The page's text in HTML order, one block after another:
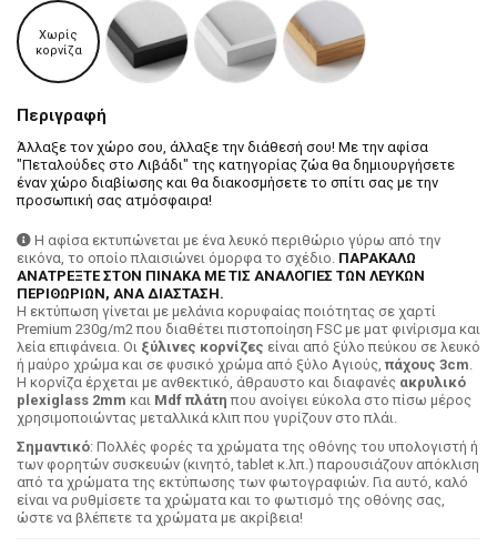
Χωρίς
κορνίζα
Περιγραφή
Άλλαξε τον χώρο σου, άλλαξε την διάθεσή σου! Με την αφίσα
"Πεταλούδες στο Λιβάδι" της κατηγορίας ζώα θα δημιουργήσετε
έναν χώρο διαβίωσης και θα διακοσμήσετε το σπίτι σας με την
προσωπική σας ατμόσφαιρα!
Η αφίσα εκτυπώνεται με ένα λευκό περιθώριο γύρω από την
εικόνα, το οποίο πλαισιώνει όμορφα το σχέδιο. ΠΑΡΑΚΑΛΩ
ΑΝΑΤΡΕΞΤΕ ΣΤΟΝ ΠΙΝΑΚΑ ΜΕ ΤΙΣ ΑΝΑΛΟΓΙΕΣ ΤΩΝ ΛΕΥΚΩΝ
ΠΕΡΙΘΩΡΙΩΝ, ΑΝΑ ΔΙΑΣΤΑΣΗ.
H εκτύπωση γίνεται με μελάνια κορυφαίας ποιότητας σε χαρτί
Premium 230g/m2 που διαθέτει πιστοποίηση FSC με ματ φινίρισμα και
λεία επιφάνεια. Οι ξύλινες κορνίζες είναι από ξύλο πεύκου σε λευκό
ή μαύρο χρώμα και σε φυσικό χρώμα από ξύλο Αγιούς, πάχους 3cm.
Η κορνίζα έρχεται με ανθεκτικό, άθραυστο και διαφανές ακρυλικό
plexiglass 2mm και Mdf πλάτη που ανοίγει εύκολα στο πίσω μέρος
χρησιμοποιώντας μεταλλικά κλιπ που γυρίζουν στο πλάι.
Σημαντικό: Πολλές φορές τα χρώματα της οθόνης του υπολογιστή ή
των φορητών συσκευών (κινητό, tablet κ.λπ.) παρουσιάζουν απόκλιση
από τα χρώματα της εκτύπωσης των φωτογραφιών. Για αυτό, καλό
είναι να ρυθμίσετε τα χρώματα και το φωτισμό της οθόνης σας,
ώστε να βλέπετε τα χρώματα με ακρίβεια!